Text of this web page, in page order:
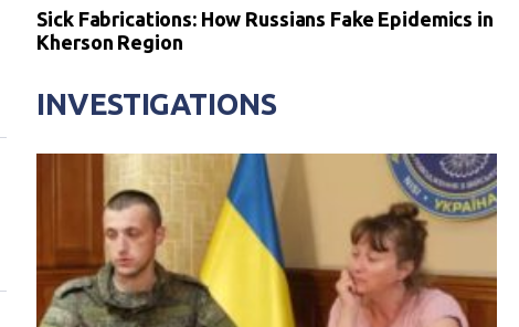
Sick Fabrications: How Russians Fake Epidemics in
Kherson Region
INVESTIGATIONS